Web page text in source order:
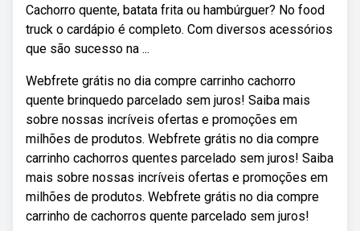
Cachorro quente, batata frita ou hambúrguer? No food
truck o cardápio é completo. Com diversos acessórios
que são sucesso na ...
Webfrete grátis no dia compre carrinho cachorro
quente brinquedo parcelado sem juros! Saiba mais
sobre nossas incríveis ofertas e promoções em
milhões de produtos. Webfrete grátis no dia compre
carrinho cachorros quentes parcelado sem juros! Saiba
mais sobre nossas incríveis ofertas e promoções em
milhões de produtos. Webfrete grátis no dia compre
carrinho de cachorros quente parcelado sem juros!